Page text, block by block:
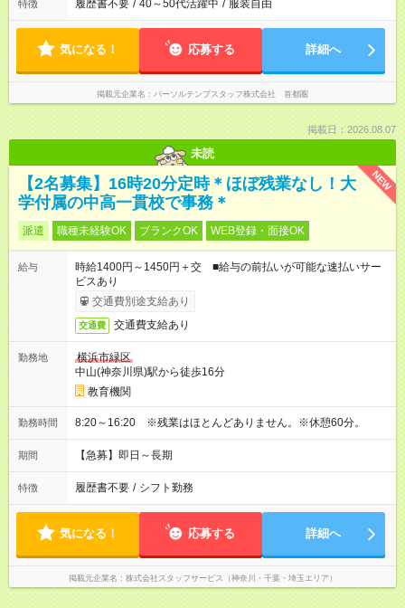
特徴 履歴書不要 / 40～50代活躍中 / 服装自由
気になる！ 応募する 詳細へ
掲載元企業名 パーソルテンプスタッフ株式会社 首都圏
掲載日：2026.08.07
未読
NEW
【2名募集】16時20分定時＊ほぼ残業なし！大
学付属の中高一貫校で事務＊
派遣 職種未経験OK ブランクOK WEB登録・面接OK
給与
時給1400円～1450円＋交 ■給与の前払いが可能な速払いサー
ビスあり
交通費別途支給あり
交通費 交通費支給あり
勤務地
横浜市緑区
中山(神奈川県)駅から徒歩16分
教育機関
勤務時間 8:20～16:20 ※残業はほとんどありません。※休憩60分。
期間 【急募】即日～長期
特徴 履歴書不要 / シフト勤務
気になる！ 応募する 詳細へ
掲載元企業名 株式会社スタッフサービス（神奈川・千葉・埼玉エリア）